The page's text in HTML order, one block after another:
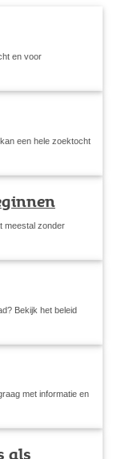
en voor
een hele zoektocht
meestal zonder
Bekijk het beleid
met informatie en
als